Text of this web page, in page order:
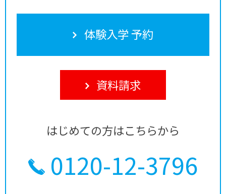
体験入学 予約
資料請求
はじめての方はこちらから
0120-12-3796